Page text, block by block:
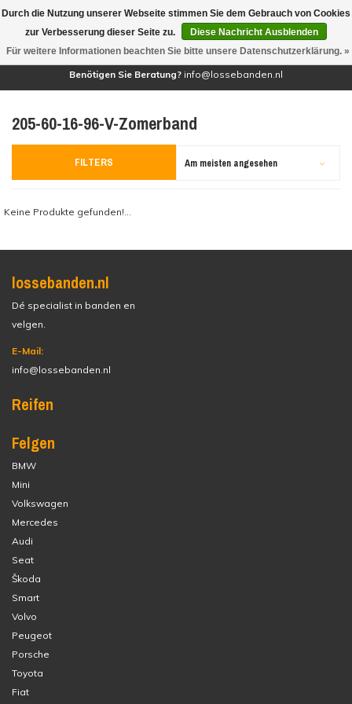
(0)
Benötigen Sie Beratung? info@lossebanden.nl
205-60-16-96-V-Zomerband
FILTERS Am meisten angesehen
Keine Produkte gefunden!...
lossebanden.nl
Dé specialist in banden en
velgen.
E-Mail:
info@lossebanden.nl
Reifen
Felgen
BMW
Mini
Volkswagen
Mercedes
Audi
Seat
Škoda
Smart
Volvo
Peugeot
Porsche
Toyota
Fiat
Durch die Nutzung unserer Webseite stimmen Sie dem Gebrauch von Cookies
zur Verbesserung dieser Seite zu.
Diese Nachricht Ausblenden
Für weitere Informationen beachten Sie bitte unsere Datenschutzerklärung. »